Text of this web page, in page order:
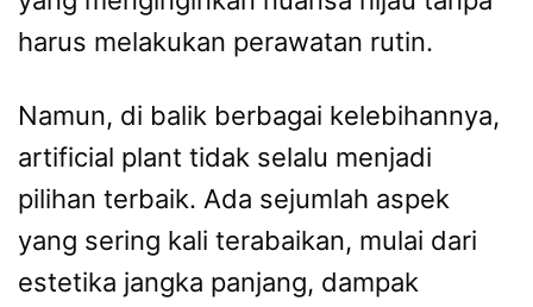
harus melakukan perawatan rutin.
Namun, di balik berbagai kelebihannya,
artificial plant tidak selalu menjadi
pilihan terbaik. Ada sejumlah aspek
yang sering kali terabaikan, mulai dari
estetika jangka panjang, dampak